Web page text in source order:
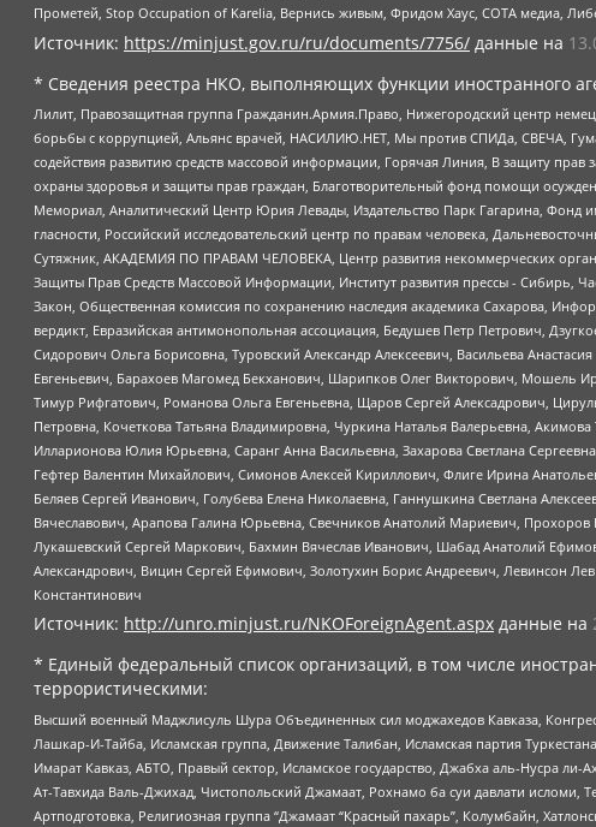
Прометей, Stop Occupation of Karelia, Вернись живым, Фридом Хаус, СОТА медиа,
Источник: https://minjust.gov.ru/ru/documents/7756/ данные на
* Сведения реестра НКО, выполняющих функции иностранного
Лилит, Правозащитная группа Гражданин.Армия.Право, Нижегородский центр
борьбы с коррупцией, Альянс врачей, НАСИЛИЮ.НЕТ, Мы против СПИДа, СВЕЧА,
содействия развитию средств массовой информации, Горячая Линия, В защиту
охраны здоровья и защиты прав граждан, Благотворительный фонд помощи
Мемориал, Аналитический Центр Юрия Левады, Издательство Парк Гагарина,
гласности, Российский исследовательский центр по правам человека,
Сутяжник, АКАДЕМИЯ ПО ПРАВАМ ЧЕЛОВЕКА, Центр развития некоммерческих
Защиты Прав Средств Массовой Информации, Институт развития прессы - Сибирь,
Закон, Общественная комиссия по сохранению наследия академика Сахарова,
вердикт, Евразийская антимонопольная ассоциация, Бедушев Петр Петрович,
Сидорович Ольга Борисовна, Туровский Александр Алексеевич, Васильева
Евгеньевич, Барахоев Магомед Бекханович, Шарипков Олег Викторович, Мошель
Тимур Рифгатович, Романова Ольга Евгеньевна, Щаров Сергей Алексадрович,
Петровна, Кочеткова Татьяна Владимировна, Чуркина Наталья Валерьевна,
Илларионова Юлия Юрьевна, Саранг Анна Васильевна, Захарова Светлана
Гефтер Валентин Михайлович, Симонов Алексей Кириллович, Флиге Ирина
Беляев Сергей Иванович, Голубева Елена Николаевна, Ганнушкина Светлана
Вячеславович, Арапова Галина Юрьевна, Свечников Анатолий Мариевич,
Лукашевский Сергей Маркович, Бахмин Вячеслав Иванович, Шабад Анатолий
Александрович, Вицин Сергей Ефимович, Золотухин Борис Андреевич, Левинсон
Константинович
Источник: http://unro.minjust.ru/NKOForeignAgent.aspx данные на
* Единый федеральный список организаций, в том числе
террористическими:
Высший военный Маджлисуль Шура Объединенных сил моджахедов Кавказа,
Лашкар-И-Тайба, Исламская группа, Движение Талибан, Исламская партия
Имарат Кавказ, АБТО, Правый сектор, Исламское государство, Джабха аль-Нусра
Ат-Тавхида Валь-Джихад, Чистопольский Джамаат, Рохнамо ба суи давлати
Артподготовка, Религиозная группа “Джамаат “Красный пахарь”, Колумбайн,